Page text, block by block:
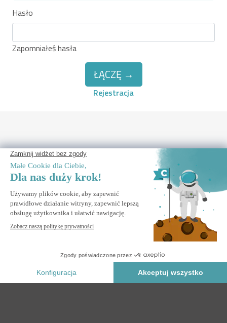
Hasło
Zapomniałeś hasła
ŁĄCZĘ →
Rejestracja